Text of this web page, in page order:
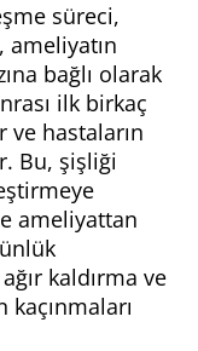
süreci,
ameliyatın
bağlı olarak
ilk birkaç
hastaların
Bu, şişliği
ameliyattan
kaldırma ve